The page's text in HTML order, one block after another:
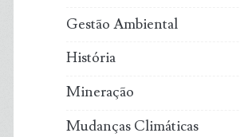
Gestão Ambiental
História
Mineração
Mudanças Climáticas